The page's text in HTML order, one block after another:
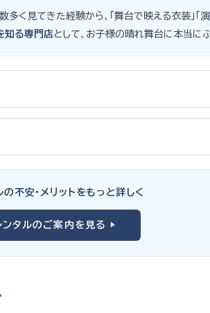
見てきた経験から、「舞台で映える衣装」「
知る専門店として、お子様の晴れ舞台に本当に
ピアノ教師としての経験から、衣装選びで大切
す。レンタルなら、その時のジャストサイズ
ク・深みのあるジュエルカラーはホールの照明
視線を集めるデザイン、合唱やアンサンブル
の不安・メリットをもっと詳しく
ンタルのご案内を見る ▶